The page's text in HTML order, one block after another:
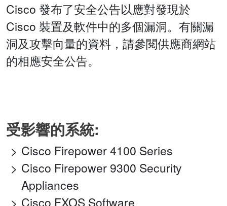
Cisco 發布了安全公告以應對發現於
Cisco 裝置及軟件中的多個漏洞。有關漏
洞及攻擊向量的資料，請參閱供應商網站
的相應安全公告。
受影響的系統:
Cisco Firepower 4100 Series
Cisco Firepower 9300 Security
Appliances
Cisco FXOS Software